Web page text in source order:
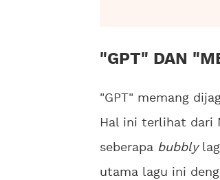
"GPT" DAN
"GPT" memang
Hal ini terlihat dari
seberapa bubbly
utama lagu ini